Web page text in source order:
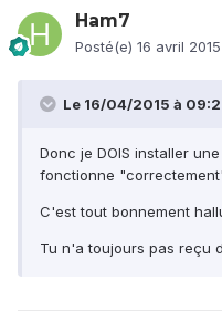
Ham7
Posté(e) 16 avril 2015
Le 16/04/2015 à
Donc je DOIS installer
fonctionne
C'est tout bonnement
Tu n'a toujours pas reçu